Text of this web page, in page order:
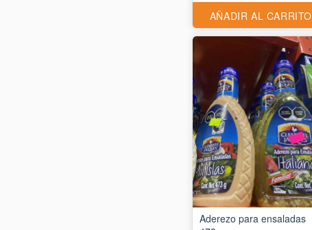
AÑADIR AL CARRITO
Aderezo para ensaladas